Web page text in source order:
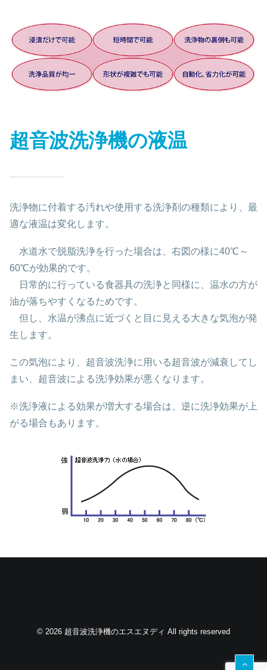
超音波洗浄機の液温
洗浄物に付着する汚れや使用する洗浄剤の種類により、最
適な液温は変化します。
水道水で脱脂洗浄を行った場合は、右図の様に40℃～
60℃が効果的です。
日常的に行っている食器具の洗浄と同様に、温水の方が
油が落ちやすくなるためです。
但し、水温が沸点に近づくと目に見える大きな気泡が発
生します。
この気泡により、超音波洗浄に用いる超音波が減衰してし
まい、超音波による洗浄効果が悪くなります。
※洗浄液による効果が増大する場合は、逆に洗浄効果が上
がる場合もあります。
© 2026 超音波洗浄機のエスエヌディ All rights reserved